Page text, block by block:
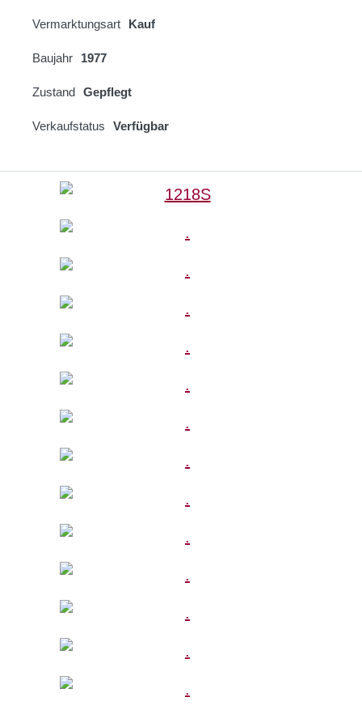
Vermarktungsart Kauf
Baujahr 1977
Zustand Gepflegt
Verkaufstatus Verfügbar